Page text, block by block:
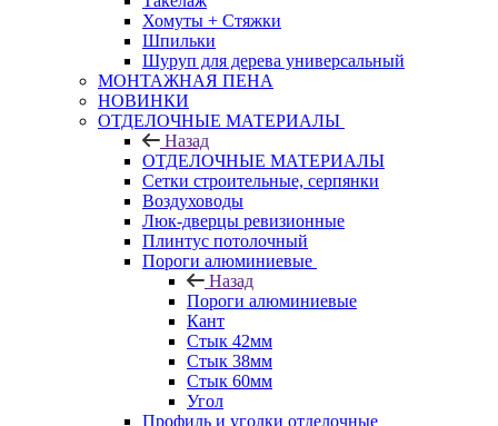
Хомуты + Стяжки
Шпильки
Шуруп для дерева универсальный
МОНТАЖНАЯ ПЕНА
НОВИНКИ
ОТДЕЛОЧНЫЕ МАТЕРИАЛЫ
Назад
ОТДЕЛОЧНЫЕ МАТЕРИАЛЫ
Сетки строительные, серпянки
Воздуховоды
Люк-дверцы ревизионные
Плинтус потолочный
Пороги алюминиевые
Назад
Пороги алюминиевые
Кант
Стык 42мм
Стык 38мм
Стык 60мм
Угол
Профиль и уголки отделочные